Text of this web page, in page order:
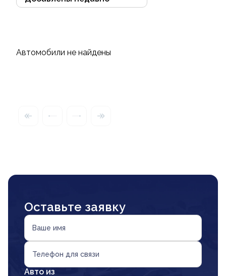
Автомобили не найдены
Оставьте заявку
Ваше имя
Телефон для связи
Авто из